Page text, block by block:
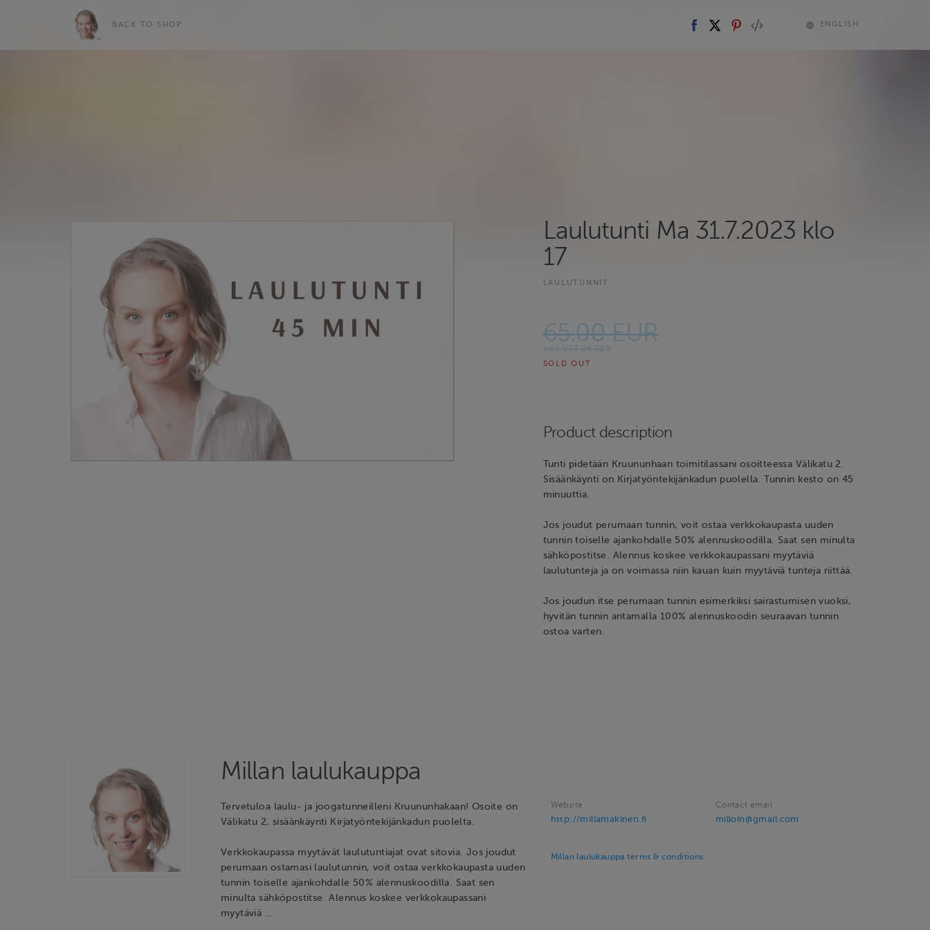
BACK TO SHOP ENGLISH
Laulutunti Ma 31.7.2023 klo
17
LAULUTUNNIT
65.00 EUR
Incl. VAT 24.00%
SOLD OUT
Product description
Tunti pidetään Kruununhaan toimitilassani osoitteessa Välikatu 2.
Sisäänkäynti on Kirjatyöntekijänkadun puolella. Tunnin kesto on 45
minuuttia.
Jos joudut perumaan tunnin, voit ostaa verkkokaupasta uuden
tunnin toiselle ajankohdalle 50% alennuskoodilla. Saat sen minulta
sähköpostitse. Alennus koskee verkkokaupassani myytäviä
laulutunteja ja on voimassa niin kauan kuin myytäviä tunteja riittää.
Jos joudun itse perumaan tunnin esimerkiksi sairastumisen vuoksi,
hyvitän tunnin antamalla 100% alennuskoodin seuraavan tunnin
ostoa varten.
Millan laulukauppa
Tervetuloa laulu- ja joogatunneilleni Kruununhakaan! Osoite on
Välikatu 2, sisäänkäynti Kirjatyöntekijänkadun puolelta.
Verkkokaupassa myytävät laulutuntiajat ovat sitovia. Jos joudut
perumaan ostamasi laulutunnin, voit ostaa verkkokaupasta uuden
tunnin toiselle ajankohdalle 50% alennuskoodilla. Saat sen
minulta sähköpostitse. Alennus koskee verkkokaupassani
myytäviä …
Website
http://millamakinen.fi
Contact email
milloin@gmail.com
Millan laulukauppa terms & conditions